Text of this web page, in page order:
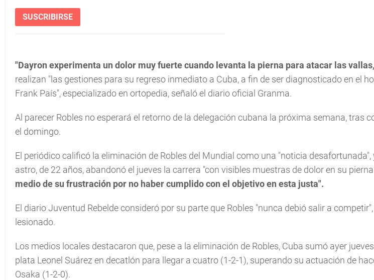
SUSCRIBIRSE
"Dayron experimenta un dolor muy fuerte cuando levanta la pierna para atacar las
realizan "las gestiones para su regreso inmediato a Cuba, a fin de ser diagnosticado en el
Frank País", especializado en ortopedia, señaló el diario oficial Granma.
Al parecer Robles no esperará el retorno de la delegación cubana la próxima semana, tras
el domingo.
El periódico calificó la eliminación de Robles del Mundial como una "noticia desafortunada",
astro, de 22 años, abandonó el jueves la carrera "con visibles muestras de dolor en su
medio de su frustración por no haber cumplido con el objetivo en esta justa".
El diario Juventud Rebelde consideró por su parte que Robles "nunca debió salir a
lesionado.
Los medios locales destacaron que, pese a la eliminación de Robles, Cuba sumó ayer
plata Leonel Suárez en decatlón para llegar a cuatro (1-2-1), superando su actuación de
Osaka (1-2-0).